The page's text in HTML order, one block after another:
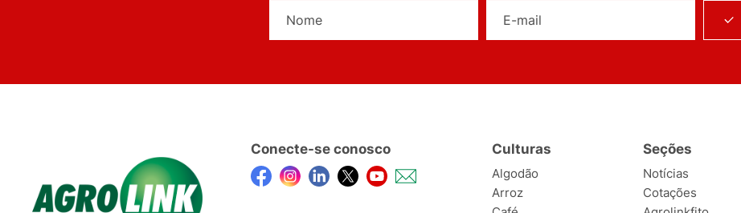
Conecte-se conosco Culturas
Algodão
Arroz
Seções
Notícias
Cotações